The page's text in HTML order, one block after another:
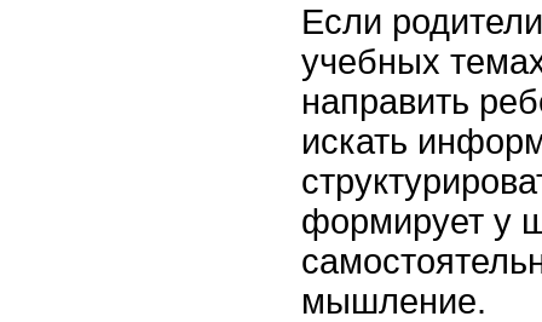
Если
учебных
направить
искать
формирует у
мышление.